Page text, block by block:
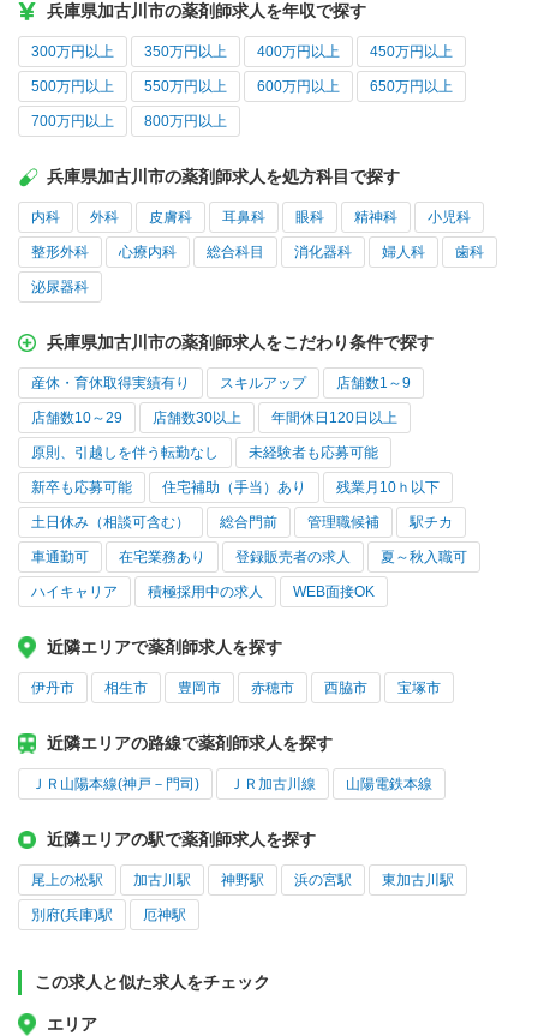
兵庫県加古川市の薬剤師求人を年収で探す
300万円以上 350万円以上 400万円以上 450万円以上
500万円以上 550万円以上 600万円以上 650万円以上
700万円以上 800万円以上
兵庫県加古川市の薬剤師求人を処方科目で探す
内科 外科 皮膚科 耳鼻科 眼科 精神科 小児科
整形外科 心療内科 総合科目 消化器科 婦人科 歯科
泌尿器科
兵庫県加古川市の薬剤師求人をこだわり条件で探す
産休・育休取得実績有り スキルアップ 店舗数1～9
店舗数10～29 店舗数30以上 年間休日120日以上
原則、引越しを伴う転勤なし 未経験者も応募可能
新卒も応募可能 住宅補助（手当）あり 残業月10ｈ以下
土日休み（相談可含む） 総合門前 管理職候補 駅チカ
車通勤可 在宅業務あり 登録販売者の求人 夏～秋入職可
ハイキャリア 積極採用中の求人 WEB面接OK
近隣エリアで薬剤師求人を探す
伊丹市 相生市 豊岡市 赤穂市 西脇市 宝塚市
近隣エリアの路線で薬剤師求人を探す
ＪＲ山陽本線(神戸－門司) ＪＲ加古川線 山陽電鉄本線
近隣エリアの駅で薬剤師求人を探す
尾上の松駅 加古川駅 神野駅 浜の宮駅 東加古川駅
別府(兵庫)駅 厄神駅
この求人と似た求人をチェック
エリア